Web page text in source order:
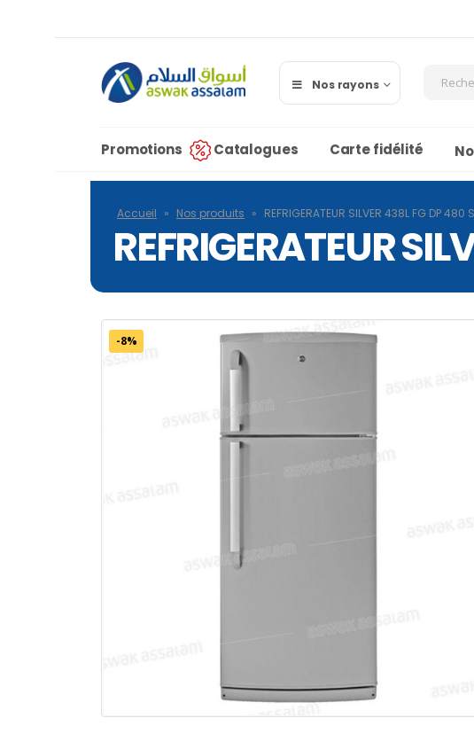
Nos rayons
Promotions Catalogues Carte fidélité
Accueil » Nos produits » REFRIGERATEUR SILVER 438L FG DP 480
REFRIGERATEUR
-8%